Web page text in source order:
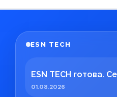
ESN TECH
ESN TECH готова.
01.08.2026